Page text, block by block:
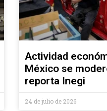
Actividad
México se
reporta Inegi
24 de julio de 2026